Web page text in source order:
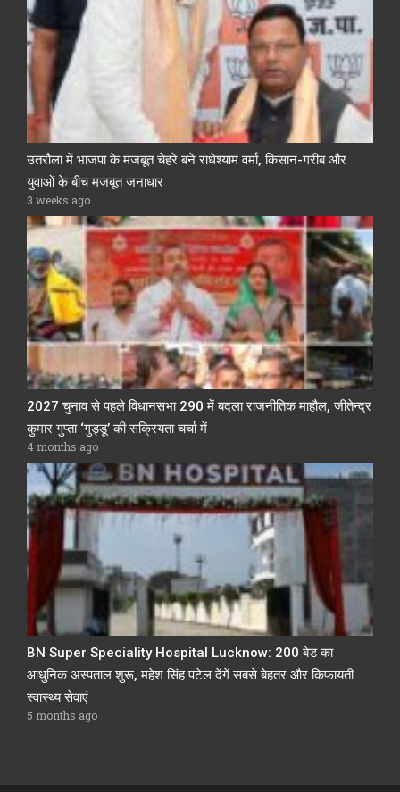
उतरौला में भाजपा के मजबूत चेहरे बने राधेश्याम वर्मा, किसान-गरीब और
युवाओं के बीच मजबूत जनाधार
3 weeks ago
2027 चुनाव से पहले विधानसभा 290 में बदला राजनीतिक माहौल, जीतेन्द्र
कुमार गुप्ता ‘गुड्डू’ की सक्रियता चर्चा में
4 months ago
BN Super Speciality Hospital Lucknow: 200 बेड का
आधुनिक अस्पताल शुरू, महेश सिंह पटेल देंगें सबसे बेहतर और किफायती
स्वास्थ्य सेवाएं
5 months ago